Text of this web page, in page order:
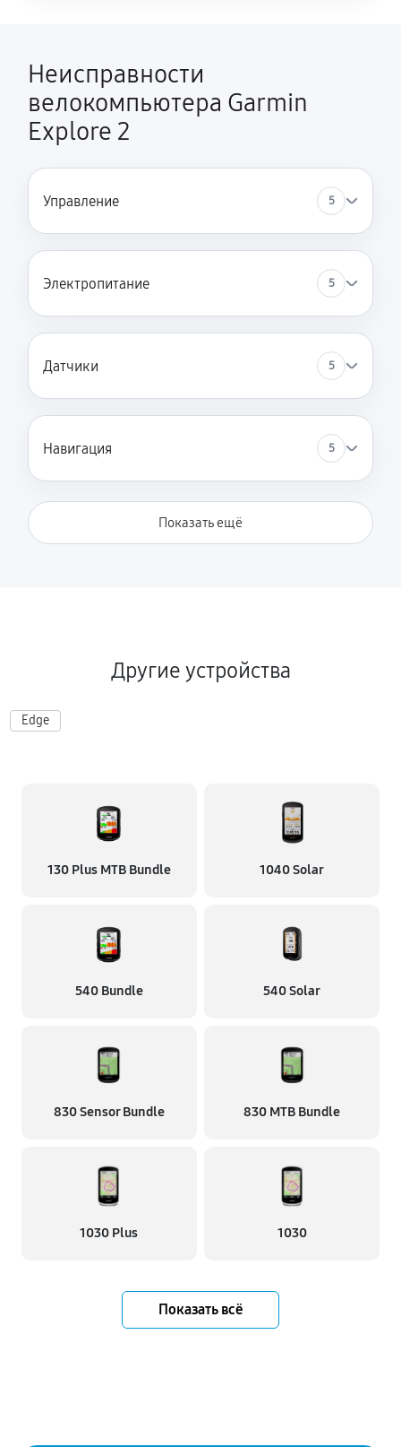
Неисправности
велокомпьютера Garmin
Explore 2
Управление 5
Электропитание 5
Датчики 5
Навигация 5
Показать ещё
Другие устройства
Edge
130 Plus MTB Bundle 1040 Solar
540 Bundle 540 Solar
830 Sensor Bundle 830 MTB Bundle
1030 Plus 1030
Показать всё